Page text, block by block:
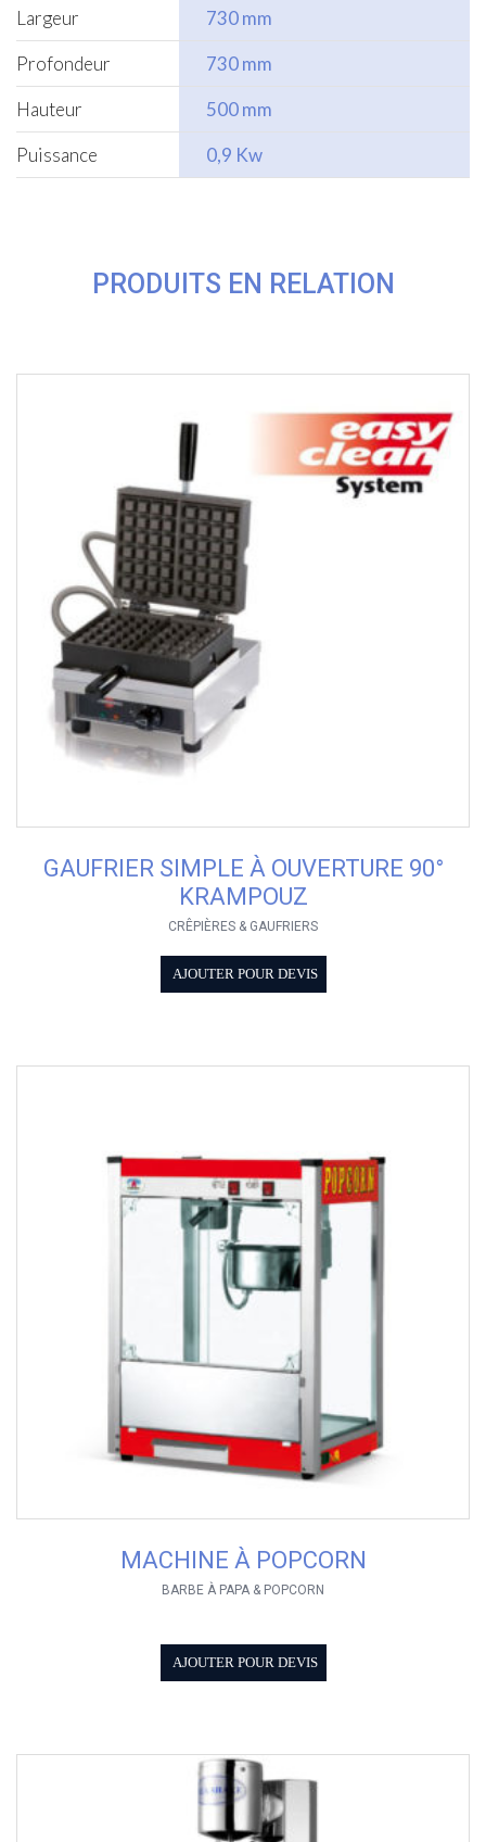
Largeur
730 mm
Profondeur
730 mm
Hauteur
500 mm
Puissance
0,9 Kw
PRODUITS EN RELATION
GAUFRIER SIMPLE À OUVERTURE 90°
KRAMPOUZ
CRÊPIÈRES & GAUFRIERS
AJOUTER POUR DEVIS
MACHINE À POPCORN
BARBE À PAPA & POPCORN
AJOUTER POUR DEVIS